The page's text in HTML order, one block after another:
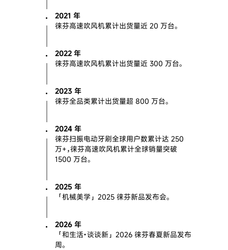
2021 年
徕芬高速吹风机累计出货量近 20 万台。
2022 年
徕芬高速吹风机累计出货量近 300 万台。
2023 年
徕芬全品类累计出货量超 800 万台。
2024 年
徕芬扫振电动牙刷全球用户数累计达 250
万+，徕芬高速吹风机累计全球销量突破
1500 万台。
2025 年
「机械美学」2025 徕芬新品发布会。
2026 年
「和生活·谈谈新」2026 徕芬春夏新品发布
周。